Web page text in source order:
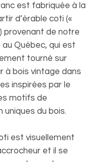
est fabriquée à la
d’érable coti («
provenant de notre
Québec, qui est
tourné sur
à bois vintage dans
inspirées par le
motifs de
uniques du bois.
est visuellement
et il se